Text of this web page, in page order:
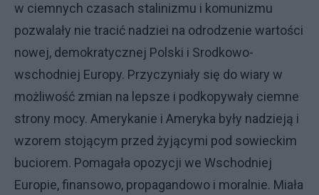
w ciemnych czasach stalinizmu i komunizmu
pozwalały nie tracić nadziei na odrodzenie wartości
nowej, demokratycznej Polski i Srodkowo-
wschodniej Europy. Przyczyniały się do wiary w
możliwość zmian na lepsze i podkopywały ciemne
strony mocy. Amerykanie i Ameryka były nadzieją i
wzorem stojącym przed żyjącymi pod sowieckim
buciorem. Pomagała opozycji we Wschodniej
Europie, finansowo, propagandowo i moralnie. Miała